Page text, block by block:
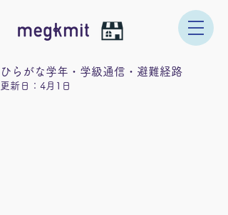
ひらがな学年・学級通信・避難経路
更新日： 4月1日